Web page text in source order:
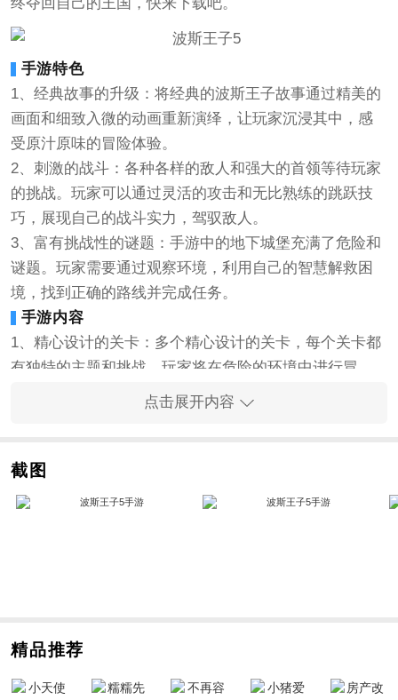
手游特色
1、经典故事的升级：将经典的波斯王子故事通过精美的
画面和细致入微的动画重新演绎，让玩家沉浸其中，感
受原汁原味的冒险体验。
2、刺激的战斗：各种各样的敌人和强大的首领等待玩家
的挑战。玩家可以通过灵活的攻击和无比熟练的跳跃技
巧，展现自己的战斗实力，驾驭敌人。
3、富有挑战性的谜题：手游中的地下城堡充满了危险和
谜题。玩家需要通过观察环境，利用自己的智慧解救困
境，找到正确的路线并完成任务。
手游内容
1、精心设计的关卡：多个精心设计的关卡，每个关卡都
有独特的主题和挑战。玩家将在危险的环境中进行冒
险，探索迷宫般的地下城堡并解决谜题。
能不仅可以帮助玩家战胜敌人，还可以在解决谜题时发
挥重要作用。
故事，手游中穿越不同时代的场景将给玩家带来全新的
2、创新的战斗系统：引入了创新的战斗系统，玩家可以
点击展开内容
截图
精品推荐